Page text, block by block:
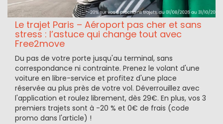
Le trajet Paris – Aéroport pas cher et sans
stress : l’astuce qui change tout avec
Free2move
Du pas de votre porte jusqu'au terminal, sans
correspondance ni contrainte. Prenez le volant d'une
voiture en libre-service et profitez d'une place
réservée au plus près de votre vol. Déverrouillez avec
l'application et roulez librement, dès 29€. En plus, vos 3
premiers trajets sont à -20 % et 0€ de frais (code
promo dans l'article) !